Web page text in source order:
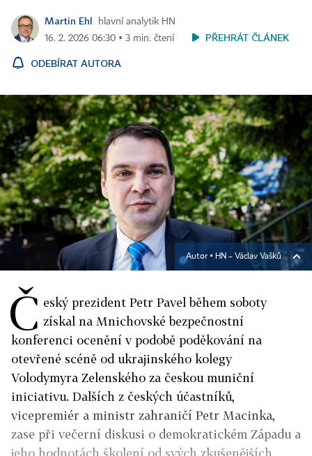
Martin Ehl
hlavní analytik HN
16. 2. 2026 06:30 ▪ 3 min. čtení
PŘEHRÁT ČLÁNEK
ODEBÍRAT AUTORA
Autor ▪ HN – Václav Vašků
Č eský prezident Petr Pavel během soboty
získal na Mnichovské bezpečnostní
konferenci ocenění v podobě poděkování na
otevřené scéně od ukrajinského kolegy
Volodymyra Zelenského za českou muniční
iniciativu. Dalších z českých účastníků,
vicepremiér a ministr zahraničí Petr Macinka,
zase při večerní diskusi o demokratickém Západu a
jeho hodnotách školení od svých zkušenějších